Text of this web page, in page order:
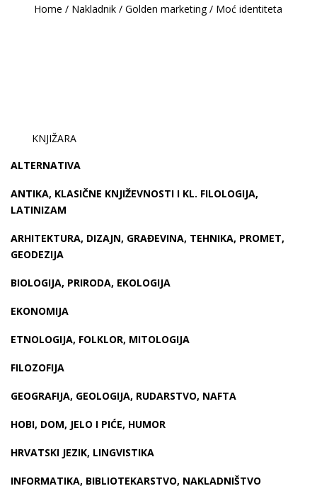
Home / Nakladnik /Golden marketing/ Moć identiteta
KNJIŽARA
ALTERNATIVA
ANTIKA, KLASIČNE KNJIŽEVNOSTI I KL. FILOLOGIJA,
LATINIZAM
ARHITEKTURA, DIZAJN, GRAĐEVINA, TEHNIKA, PROMET,
GEODEZIJA
BIOLOGIJA, PRIRODA, EKOLOGIJA
EKONOMIJA
ETNOLOGIJA, FOLKLOR, MITOLOGIJA
FILOZOFIJA
GEOGRAFIJA, GEOLOGIJA, RUDARSTVO, NAFTA
HOBI, DOM, JELO I PIĆE, HUMOR
HRVATSKI JEZIK, LINGVISTIKA
INFORMATIKA, BIBLIOTEKARSTVO, NAKLADNIŠTVO